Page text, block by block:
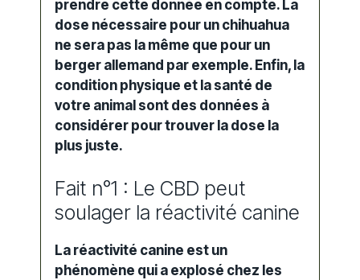
prendre cette donnée en compte. La
dose nécessaire pour un chihuahua
ne sera pas la même que pour un
berger allemand par exemple. Enfin, la
condition physique et la santé de
votre animal sont des données à
considérer pour trouver la dose la
plus juste.
Fait n°1 : Le CBD peut
soulager la réactivité canine
La réactivité canine est un
phénomène qui a explosé chez les